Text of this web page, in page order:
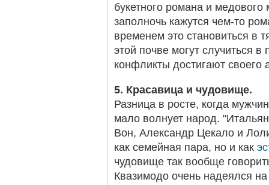
букетного романа и
заполночь кажутся чем-то
временем это становиться в
этой почве могут случиться
конфликты достигают своего
5. Красавица и чудовище.
Разница в росте, когда
мало волнует народ.
Вон, Александр Цекало и
как семейная пара, но и как
чудовище так вообще
Квазимодо очень надеялся